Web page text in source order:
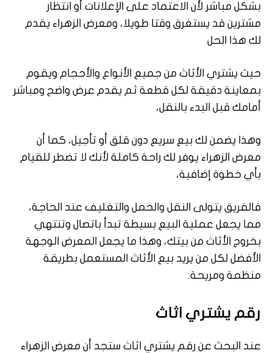
بشكل مباشر لأن الاعتماد على الإعلانات أو انتظار
مشترين قد يستغرق وقتا طويلا، ومعرض الزهراء يقدم
لك هذا الحل
حيث يشتري الأثاث من جميع الأنواع والأحجام ويقوم
بمعاينة دقيقة لكل قطعة ثم يقدم عرض واضح ومباشر
أمامك قبل البدء بالنقل،
وهذا يضمن لك بيع سريع دون قلق أو تأجيل، كما أن
معرض الزهراء يوفر لك راحة كاملة لأنك لا تضطر للقيام
بأي خطوة إضافية،
فالفريق يتولى النقل والحمل والتغليف عند الحاجة،
مما يجعل عملية البيع بسيطة تبدأ باتصال وتنتهي
بخروج الأثاث من بيتك، وهذا ما يجعل المعرض الوجهة
الأفضل لكل من يريد بيع الأثاث المستعمل بطريقة
منظمة ومريحة.
رقم يشتري اثاث
عند البحث عن رقم يشتري اثاث ستجد أن معرض الزهراء